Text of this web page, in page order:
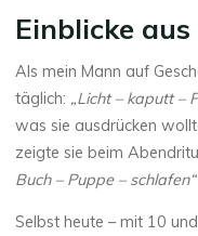
Einblicke
Als mein Mann auf
täglich: „Licht – kaputt –
was sie ausdrücken
zeigte sie beim
Buch – Puppe – schlafen“
Selbst heute – mit 10